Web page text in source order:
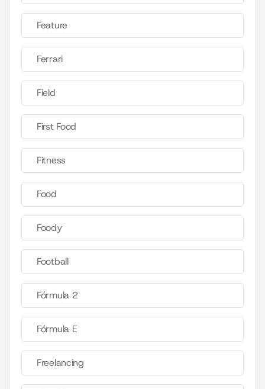
Feature
Ferrari
Field
First Food
Fitness
Food
Foody
Football
Fórmula 2
Fórmula E
Freelancing